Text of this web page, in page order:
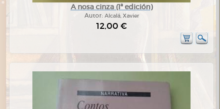
A nosa cinza (1ª edición)
Autor: Alcalá, Xavier
12,00 €